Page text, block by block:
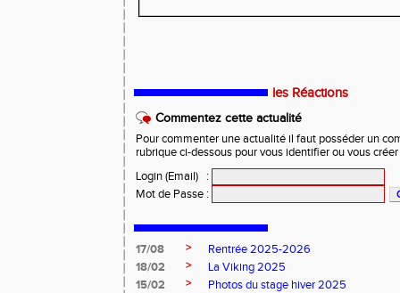
les Réactions
Commentez cette actualité
Pour commenter une actualité il faut posséder un
rubrique ci-dessous pour vous identifier ou vous
Login (Email)
:
Mot de Passe :
17/08 >
Rentrée 2025-2026
18/02
>
La Viking 2025
15/02
>
Photos du stage hiver 2025